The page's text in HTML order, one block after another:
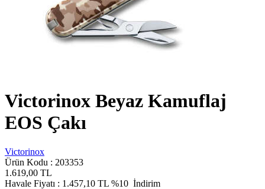
Victorinox Beyaz Kamuflaj
EOS Çakı
Victorinox
Ürün Kodu : 203353
1.619,00 TL
Havale Fiyatı : 1.457,10 TL %10 İndirim